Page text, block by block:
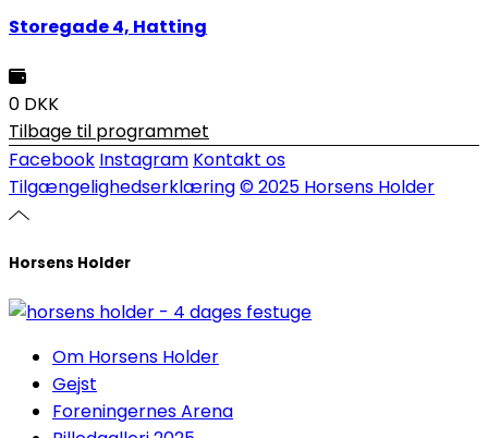
Storegade 4, Hatting
0 DKK
Tilbage til programmet
Facebook Instagram Kontakt os
Tilgængelighedserklæring© 2025 Horsens Holder
Horsens Holder
Om Horsens Holder
Gejst
Foreningernes Arena